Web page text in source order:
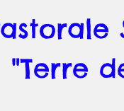
"Terre